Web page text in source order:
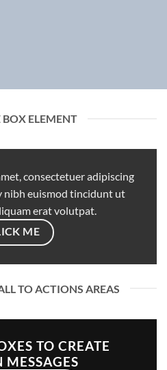
BOX ELEMENT
consectetuer adipiscing
nibh euismod tincidunt ut
erat volutpat.
ME
TO ACTIONS AREAS
TO CREATE